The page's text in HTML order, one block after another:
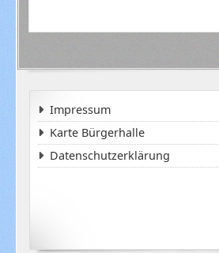
Impressum
Karte Bürgerhalle
Datenschutzerklärung